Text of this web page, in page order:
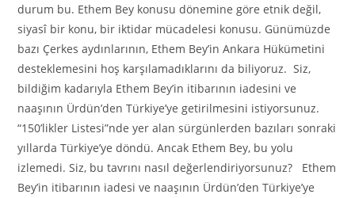
durum bu. Ethem Bey konusu dönemine göre etnik değil,
siyasî bir konu, bir iktidar mücadelesi konusu. Günümüzde
bazı Çerkes aydınlarının, Ethem Bey’in Ankara Hükümetini
desteklemesini hoş karşılamadıklarını da biliyoruz. Siz,
bildiğim kadarıyla Ethem Bey’in itibarının iadesini ve
naaşının Ürdün’den Türkiye’ye getirilmesini istiyorsunuz.
“150’likler Listesi”nde yer alan sürgünlerden bazıları sonraki
yıllarda Türkiye’ye döndü. Ancak Ethem Bey, bu yolu
izlemedi. Siz, bu tavrını nasıl değerlendiriyorsunuz? Ethem
Bey’in itibarının iadesi ve naaşının Ürdün’den Türkiye’ye